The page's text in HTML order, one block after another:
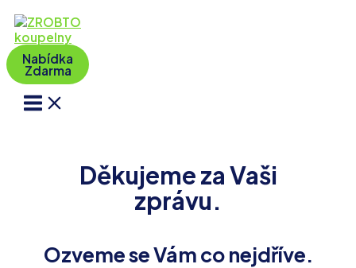
Přeskočit
na
obsah
Nabídka
Zdarma
Main
Menu
Děkujeme za Vaši
zprávu.
Ozveme se Vám co nejdříve.